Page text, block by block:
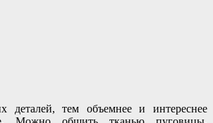
деталей, тем объемнее и интереснее